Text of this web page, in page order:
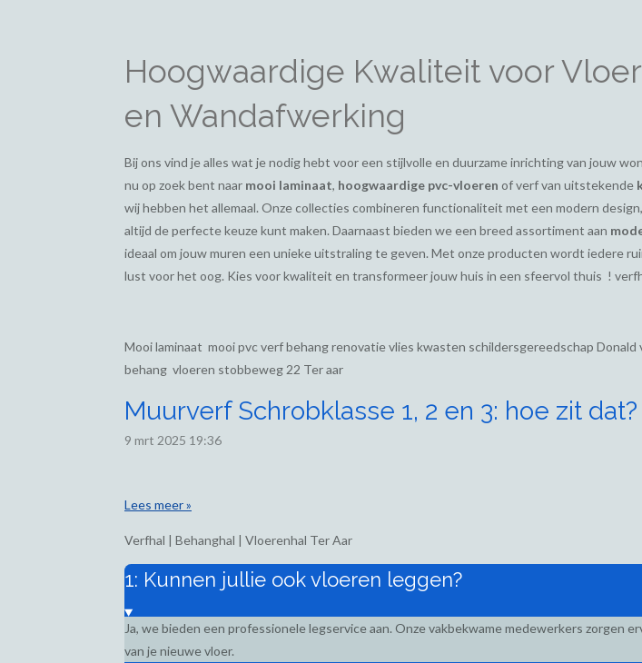
Hoogwaardige Kwaliteit voor
en Wandafwerking
Bij ons vind je alles wat je nodig hebt voor een stijlvolle en duurzame inrichting van jouw
nu op zoek bent naar mooi laminaat, hoogwaardige pvc-vloeren of verf van uitstekende
wij hebben het allemaal. Onze collecties combineren functionaliteit met een modern
altijd de perfecte keuze kunt maken. Daarnaast bieden we een breed assortiment aan
ideaal om jouw muren een unieke uitstraling te geven. Met onze producten wordt iedere
lust voor het oog. Kies voor kwaliteit en transformeer jouw huis in een sfeervol thuis !
Mooi laminaat mooi pvc verf behang renovatie vlies kwasten schildersgereedschap Donald
behang vloeren stobbeweg 22 Ter aar
Muurverf Schrobklasse 1, 2 en 3: hoe zit dat?
9 mrt 2025 19:36
Lees meer »
Verfhal | Behanghal | Vloerenhal Ter Aar
1: Kunnen jullie ook vloeren leggen?
Ja, we bieden een professionele legservice aan. Onze vakbekwame medewerkers
van je nieuwe vloer.